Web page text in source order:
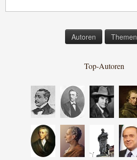
Autoren Themen
Top-Autoren